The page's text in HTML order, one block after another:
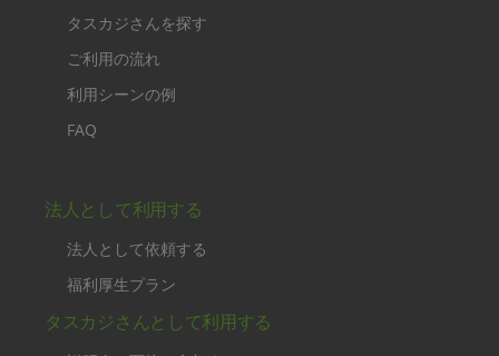
タスカジさんを探す
ご利用の流れ
利用シーンの例
FAQ
法人として利用する
法人として依頼する
福利厚生プラン
タスカジさんとして利用する